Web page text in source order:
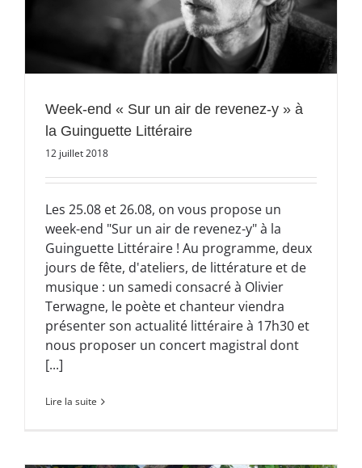
Week-end « Sur un air de revenez-y » à
la Guinguette Littéraire
12 juillet 2018
Les 25.08 et 26.08, on vous propose un
week-end "Sur un air de revenez-y" à la
Guinguette Littéraire ! Au programme, deux
jours de fête, d'ateliers, de littérature et de
musique : un samedi consacré à Olivier
Terwagne, le poète et chanteur viendra
présenter son actualité littéraire à 17h30 et
nous proposer un concert magistral dont
[...]
Lire la suite